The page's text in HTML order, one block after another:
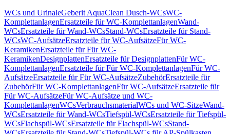
WCs und UrinaleGeberit AquaClean Dusch-WCsWC-
KomplettanlagenErsatzteile für WC-KomplettanlagenWand-
WCsErsatzteile für Wand-WCsStand-WCsErsatzteile für Stand-
WCsWC-AufsätzeErsatzteile für WC-AufsätzeFür WC-
KeramikenErsatzteile für Für WC-
KeramikenDesignplattenErsatzteile für DesignplattenFür WC-
KomplettanlagenErsatzteile für Für WC-KomplettanlagenFür WC-
AufsätzeErsatzteile für Für WC-AufsätzeZubehörErsatzteile für
ZubehörFür WC-KomplettanlagenFür WC-AufsätzeErsatzteile für
Für WC-AufsätzeFür WC-Aufsätze und WC-
KomplettanlagenWCsVerbrauchsmaterialWCs und WC-SitzeWand-
WCsErsatzteile für Wand-WCsTiefspül-WCsErsatzteile für Tiefspül-
WCsFlachspül-WCsErsatzteile für Flachspül-WCsStand-